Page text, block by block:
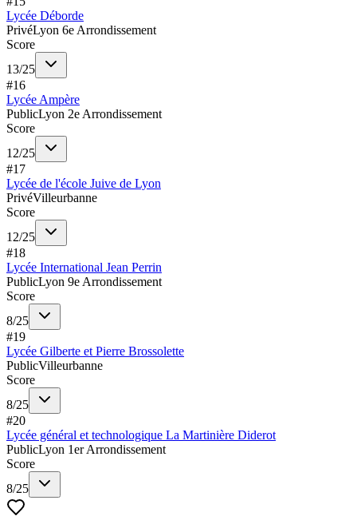
Lycée Déborde
PrivéLyon 6e Arrondissement
Score
13/25
#16
Lycée Ampère
PublicLyon 2e Arrondissement
Score
12/25
#17
Lycée de l'école Juive de Lyon
PrivéVilleurbanne
Score
12/25
#18
Lycée International Jean Perrin
PublicLyon 9e Arrondissement
Score
8/25
#19
Lycée Gilberte et Pierre Brossolette
PublicVilleurbanne
Score
8/25
#20
Lycée général et technologique La Martinière Diderot
PublicLyon 1er Arrondissement
Score
8/25